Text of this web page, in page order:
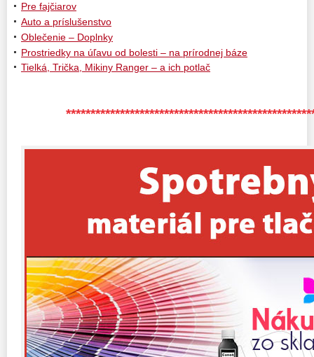
Pre fajčiarov
Auto a príslušenstvo
Oblečenie – Doplnky
Prostriedky na úľavu od bolesti – na prírodnej báze
Tielká, Trička, Mikiny Ranger – a ich potlač